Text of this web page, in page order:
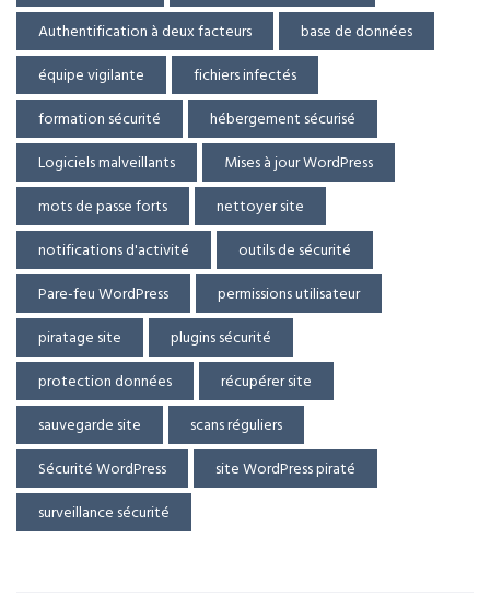
Authentification à deux facteurs
base de données
équipe vigilante
fichiers infectés
formation sécurité
hébergement sécurisé
Logiciels malveillants
Mises à jour WordPress
mots de passe forts
nettoyer site
notifications d'activité
outils de sécurité
Pare-feu WordPress
permissions utilisateur
piratage site
plugins sécurité
protection données
récupérer site
sauvegarde site
scans réguliers
Sécurité WordPress
site WordPress piraté
surveillance sécurité